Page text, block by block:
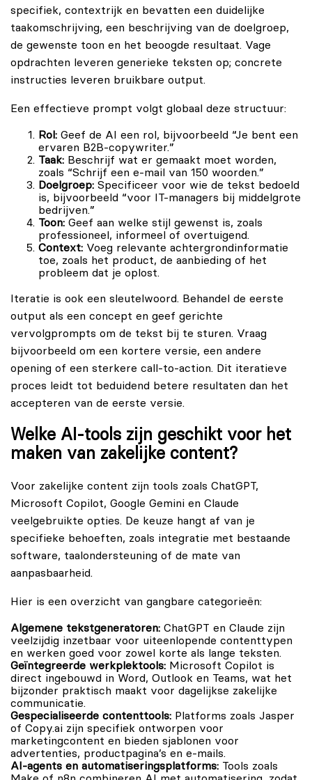
specifiek, contextrijk en bevatten een duidelijke
taakomschrijving, een beschrijving van de doelgroep,
de gewenste toon en het beoogde resultaat. Vage
opdrachten leveren generieke teksten op; concrete
instructies leveren bruikbare output.
Een effectieve prompt volgt globaal deze structuur:
Rol: Geef de AI een rol, bijvoorbeeld “Je bent een
ervaren B2B-copywriter.”
Taak: Beschrijf wat er gemaakt moet worden,
zoals “Schrijf een e-mail van 150 woorden.”
Doelgroep: Specificeer voor wie de tekst bedoeld
is, bijvoorbeeld “voor IT-managers bij middelgrote
bedrijven.”
Toon: Geef aan welke stijl gewenst is, zoals
professioneel, informeel of overtuigend.
Context: Voeg relevante achtergrondinformatie
toe, zoals het product, de aanbieding of het
probleem dat je oplost.
Iteratie is ook een sleutelwoord. Behandel de eerste
output als een concept en geef gerichte
vervolgprompts om de tekst bij te sturen. Vraag
bijvoorbeeld om een kortere versie, een andere
opening of een sterkere call-to-action. Dit iteratieve
proces leidt tot beduidend betere resultaten dan het
accepteren van de eerste versie.
Welke AI-tools zijn geschikt voor het
maken van zakelijke content?
Voor zakelijke content zijn tools zoals ChatGPT,
Microsoft Copilot, Google Gemini en Claude
veelgebruikte opties. De keuze hangt af van je
specifieke behoeften, zoals integratie met bestaande
software, taalondersteuning of de mate van
aanpasbaarheid.
Hier is een overzicht van gangbare categorieën:
Algemene tekstgeneratoren: ChatGPT en Claude zijn
veelzijdig inzetbaar voor uiteenlopende contenttypen
en werken goed voor zowel korte als lange teksten.
Geïntegreerde werkplektools: Microsoft Copilot is
direct ingebouwd in Word, Outlook en Teams, wat het
bijzonder praktisch maakt voor dagelijkse zakelijke
communicatie.
Gespecialiseerde contenttools: Platforms zoals Jasper
of Copy.ai zijn specifiek ontworpen voor
marketingcontent en bieden sjablonen voor
advertenties, productpagina’s en e-mails.
AI-agents en automatiseringsplatforms: Tools zoals